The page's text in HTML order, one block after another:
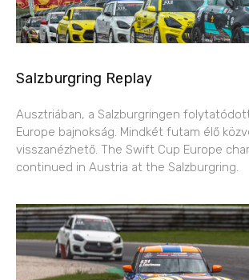
Salzburgring Replay
Ausztriában, a Salzburgringen
Europe bajnokság. Mindkét futam élő
visszanézhető. The Swift Cup Europe
continued in Austria at the Salzburgring.